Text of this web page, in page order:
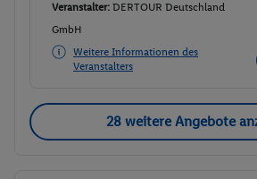
Veranstalter: DERTOUR Deutschland
GmbH
Weitere Informationen des
Veranstalters
28 weitere Angebote